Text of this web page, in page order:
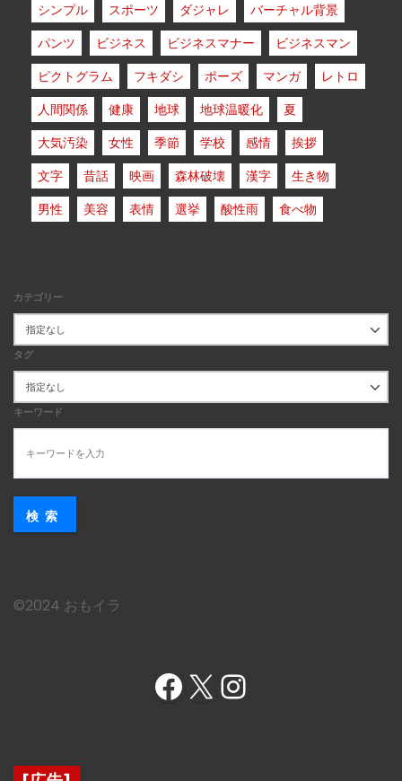
シンプル
スポーツ ダジャレ
バーチャル背景
パンツ
ビジネス ビジネスマナー
ビジネスマン
ピクトグラム
フキダシ ポーズ マンガ
レトロ
人間関係
健康 地球 地球温暖化
夏
大気汚染
女性 季節 学校 感情
挨拶
文字
昔話 映画 森林破壊 漢字
生き物
男性
美容 表情 選挙 酸性雨 食べ物
カテゴリー
タグ
キーワード
検索
©︎2024 おもイラ
Facebook X Instagram